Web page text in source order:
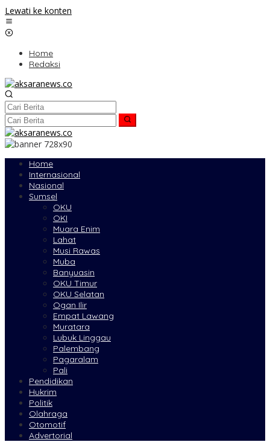
Lewati ke konten
Home
Redaksi
Home
Internasional
Nasional
Sumsel
OKU
OKI
Muara Enim
Lahat
Musi Rawas
Muba
Banyuasin
OKU Timur
OKU Selatan
Ogan Ilir
Empat Lawang
Muratara
Lubuk Linggau
Palembang
Pagaralam
Pali
Pendidikan
Hukrim
Politik
Olahraga
Otomotif
Advertorial